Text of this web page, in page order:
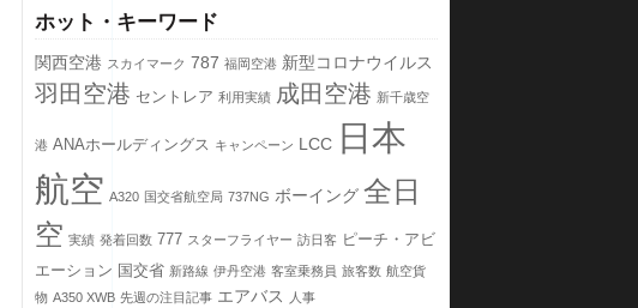
ホット・キーワード
関西空港 スカイマーク 787 福岡空港 新型コロナウイルス
羽田空港 セントレア 利用実績 成田空港 新千歳空
港 ANAホールディングス キャンペーン LCC 日本
航空 A320 国交省航空局 737NG ボーイング 全日
空 実績 発着回数 777 スターフライヤー 訪日客
ピーチ・アビ
エーション 国交省 新路線 伊丹空港 客室乗務員 旅客数 航空貨
物 A350 XWB 先週の注目記事 エアバス 人事